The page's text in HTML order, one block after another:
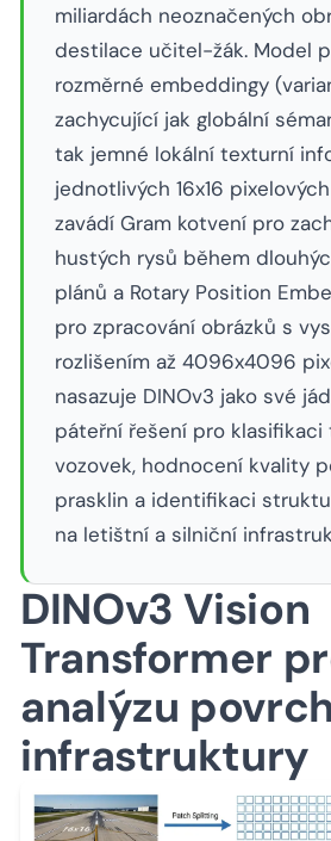
miliardách neoznačených
destilace učitel-žák. Model
rozměrné embeddingy
zachycující jak globální
tak jemné lokální texturní
jednotlivých 16x16
zavádí Gram kotvení pro
hustých rysů během
plánů a Rotary Position
pro zpracování obrázků s
rozlišením až 4096x4096
nasazuje DINOv3 jako své
páteřní řešení pro
vozovek, hodnocení kvality
prasklin a identifikaci
na letištní a silniční
DINOv3 Vision
Transformer
analýzu
infrastruktury